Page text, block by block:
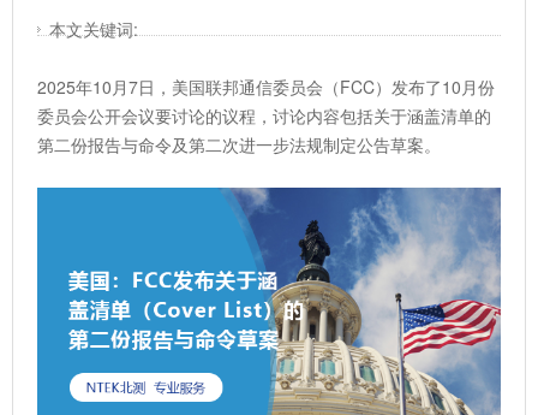
本文关键词:
2025年10月7日，美国联邦通信委员会（FCC）发布了10月份
委员会公开会议要讨论的议程，讨论内容包括关于涵盖清单的
第二份报告与命令及第二次进一步法规制定公告草案。